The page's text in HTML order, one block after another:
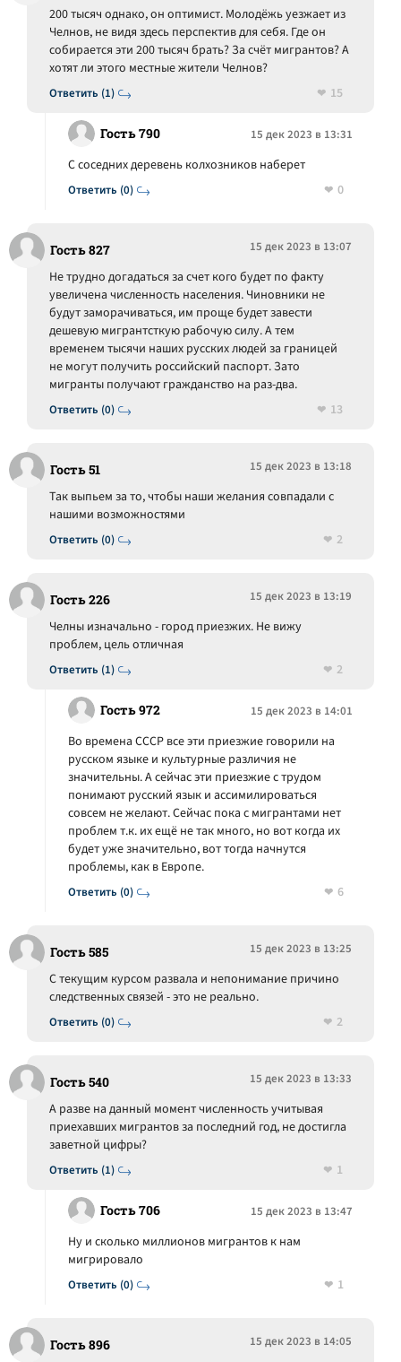
Ответить (1)
200 тысяч однако, он оптимист. Молодёжь уезжает из
Челнов, не видя здесь перспектив для себя. Где он
собирается эти 200 тысяч брать? За счёт мигрантов? А
хотят ли этого местные жители Челнов?
15
Гость 790 15 дек 2023 в 13:31
Ответить (0)
С соседних деревень колхозников наберет
0
Гость 827 15 дек 2023 в 13:07
Ответить (0)
Не трудно догадаться за счет кого будет по факту
увеличена численность населения. Чиновники не
будут заморачиваться, им проще будет завести
дешевую мигрантсткую рабочую силу. А тем
временем тысячи наших русских людей за границей
не могут получить российский паспорт. Зато
мигранты получают гражданство на раз-два.
13
Гость 51 15 дек 2023 в 13:18
Ответить (0)
Так выпьем за то, чтобы наши желания совпадали с
нашими возможностями
2
Гость 226 15 дек 2023 в 13:19
Ответить (1)
Челны изначально - город приезжих. Не вижу
проблем, цель отличная
2
Гость 972 15 дек 2023 в 14:01
Ответить (0)
Во времена СССР все эти приезжие говорили на
русском языке и культурные различия не
значительны. А сейчас эти приезжие с трудом
понимают русский язык и ассимилироваться
совсем не желают. Сейчас пока с мигрантами нет
проблем т.к. их ещё не так много, но вот когда их
будет уже значительно, вот тогда начнутся
проблемы, как в Европе.
6
Гость 585 15 дек 2023 в 13:25
Ответить (0)
С текущим курсом развала и непонимание причино
следственных связей - это не реально.
2
Гость 540 15 дек 2023 в 13:33
Ответить (1)
А разве на данный момент численность учитывая
приехавших мигрантов за последний год, не достигла
заветной цифры?
1
Гость 706 15 дек 2023 в 13:47
Ответить (0)
Ну и сколько миллионов мигрантов к нам
мигрировало
1
Гость 896 15 дек 2023 в 14:05